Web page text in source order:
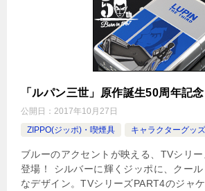
「ルパン三世」原作誕生50周年記
公開日： 2017年10月27日
ZIPPO(ジッポ)・喫煙具
キャラクターグッズ
ブルーのアクセントが映える、TVシリ
登場！ シルバーに輝くジッポに、クール
なデザイン。TVシリーズPART4のジャ